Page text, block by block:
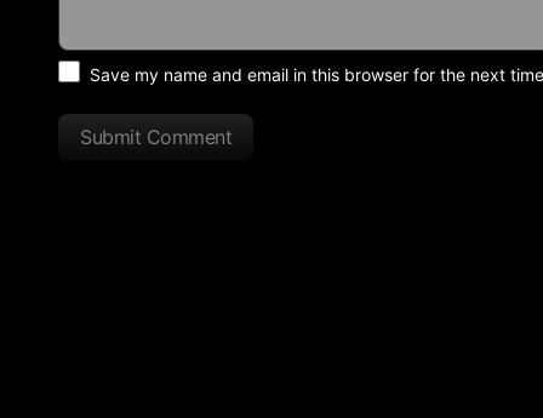
Save my name and email in this browser for the next
Submit Comment